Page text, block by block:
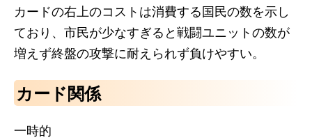
カードの右上のコストは消費する国民の数を示し
ており、市民が少なすぎると戦闘ユニットの数が
増えず終盤の攻撃に耐えられず負けやすい。
カード関係
一時的